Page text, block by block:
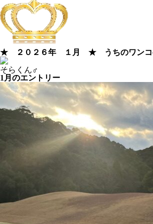
★ ２０２６年 １月 ★ うちのワンコベ
そらくん♂
1月のエントリー